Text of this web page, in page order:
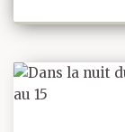
dans